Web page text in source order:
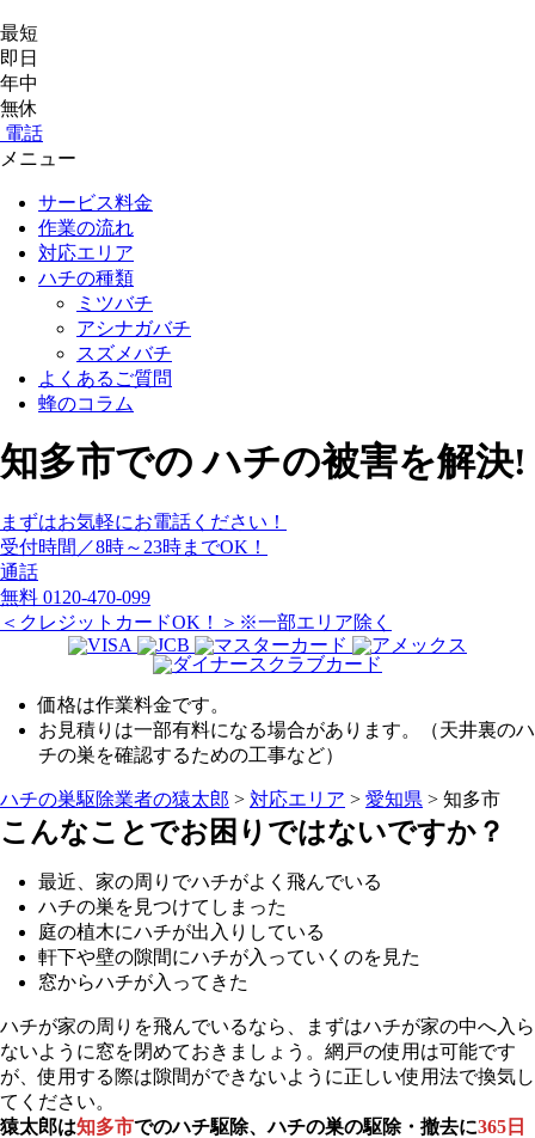
最短
即日
年中
無休
電話
メニュー
サービス料金
作業の流れ
対応エリア
ハチの種類
ミツバチ
アシナガバチ
スズメバチ
よくあるご質問
蜂のコラム
知多市での ハチの被害を解決!
まずはお気軽にお電話ください！
受付時間／8時～23時までOK！
通話
無料 0120-470-099
＜クレジットカードOK！＞※一部エリア除く
価格は作業料金です。
お見積りは一部有料になる場合があります。（天井裏のハ
チの巣を確認するための工事など）
ハチの巣駆除業者の猿太郎 > 対応エリア > 愛知県 > 知多市
こんなことでお困りではないですか？
最近、家の周りでハチがよく飛んでいる
ハチの巣を見つけてしまった
庭の植木にハチが出入りしている
軒下や壁の隙間にハチが入っていくのを見た
窓からハチが入ってきた
ハチが家の周りを飛んでいるなら、まずはハチが家の中へ入ら
ないように窓を閉めておきましょう。網戸の使用は可能です
が、使用する際は隙間ができないように正しい使用法で換気し
てください。
猿太郎は知多市でのハチ駆除、ハチの巣の駆除・撤去に365日